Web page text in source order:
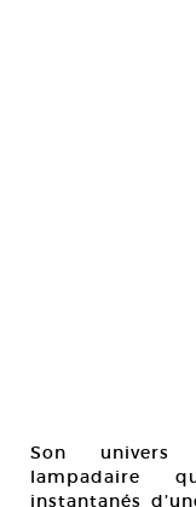
Son univers
lampadaire
instantanés